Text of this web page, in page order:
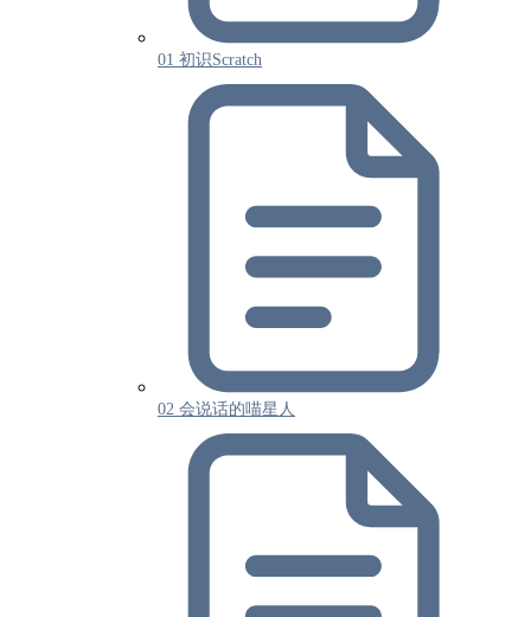
01 初识Scratch
02 会说话的喵星人